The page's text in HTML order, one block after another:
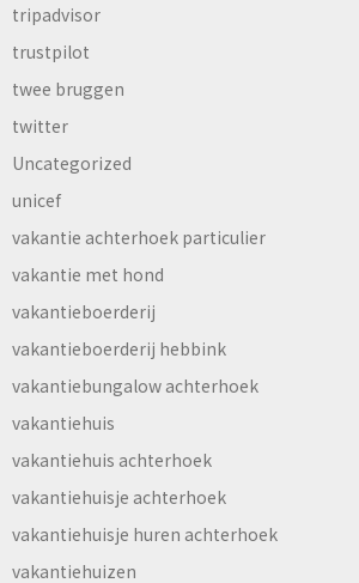
tripadvisor
trustpilot
twee bruggen
twitter
Uncategorized
unicef
vakantie achterhoek particulier
vakantie met hond
vakantieboerderij
vakantieboerderij hebbink
vakantiebungalow achterhoek
vakantiehuis
vakantiehuis achterhoek
vakantiehuisje achterhoek
vakantiehuisje huren achterhoek
vakantiehuizen